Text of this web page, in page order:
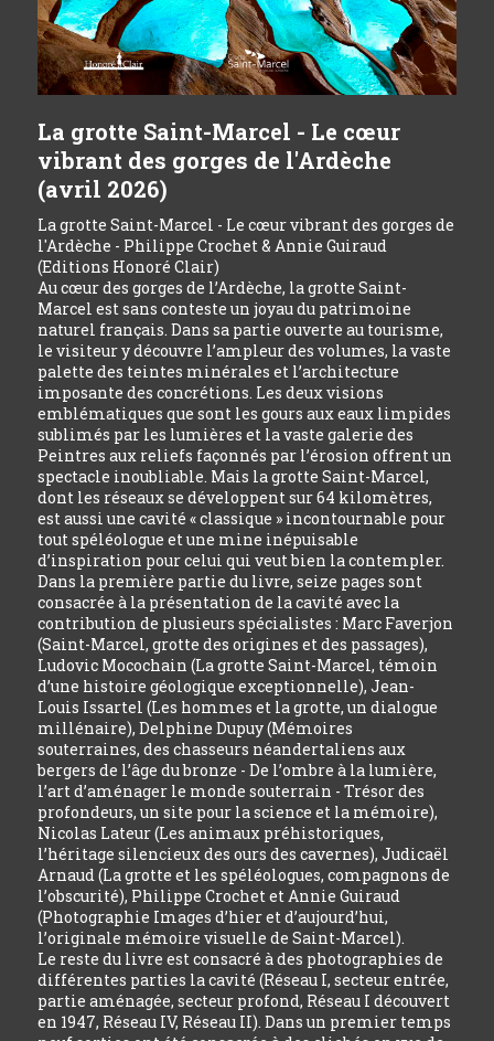
La grotte Saint-Marcel - Le cœur
vibrant des gorges de l'Ardèche
(avril 2026)
La grotte Saint-Marcel - Le cœur vibrant des gorges de
l'Ardèche - Philippe Crochet & Annie Guiraud
(Editions Honoré Clair)
Au cœur des gorges de l’Ardèche, la grotte Saint-
Marcel est sans conteste un joyau du patrimoine
naturel français. Dans sa partie ouverte au tourisme,
le visiteur y découvre l’ampleur des volumes, la vaste
palette des teintes minérales et l’architecture
imposante des concrétions. Les deux visions
emblématiques que sont les gours aux eaux limpides
sublimés par les lumières et la vaste galerie des
Peintres aux reliefs façonnés par l’érosion offrent un
spectacle inoubliable. Mais la grotte Saint-Marcel,
dont les réseaux se développent sur 64 kilomètres,
est aussi une cavité « classique » incontournable pour
tout spéléologue et une mine inépuisable
d’inspiration pour celui qui veut bien la contempler.
Dans la première partie du livre, seize pages sont
consacrée à la présentation de la cavité avec la
contribution de plusieurs spécialistes : Marc Faverjon
(Saint-Marcel, grotte des origines et des passages),
Ludovic Mocochain (La grotte Saint-Marcel, témoin
d’une histoire géologique exceptionnelle), Jean-
Louis Issartel (Les hommes et la grotte, un dialogue
millénaire), Delphine Dupuy (Mémoires
souterraines, des chasseurs néandertaliens aux
bergers de l’âge du bronze - De l’ombre à la lumière,
l’art d’aménager le monde souterrain - Trésor des
profondeurs, un site pour la science et la mémoire),
Nicolas Lateur (Les animaux préhistoriques,
l’héritage silencieux des ours des cavernes), Judicaël
Arnaud (La grotte et les spéléologues, compagnons de
l’obscurité), Philippe Crochet et Annie Guiraud
(Photographie Images d’hier et d’aujourd’hui,
l’originale mémoire visuelle de Saint-Marcel).
Le reste du livre est consacré à des photographies de
différentes parties la cavité (Réseau I, secteur entrée,
partie aménagée, secteur profond, Réseau I découvert
en 1947, Réseau IV, Réseau II). Dans un premier temps